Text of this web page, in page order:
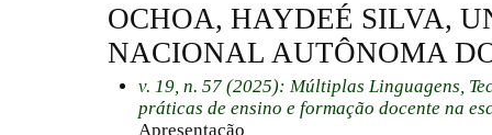
OCHOA, HAYDEÉ SILVA,
NACIONAL AUTÔNOMA
v. 19, n. 57 (2025): Múltiplas Linguagens,
práticas de ensino e formação docente na
Apresentação